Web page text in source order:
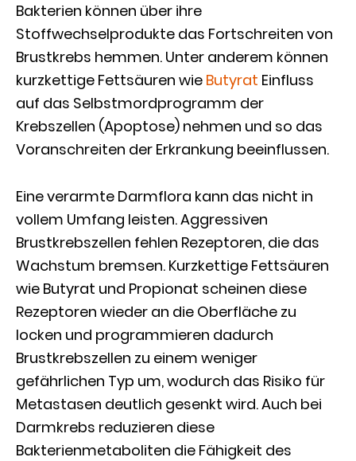
Bakterien können über ihre
Stoffwechselprodukte das Fortschreiten von
Brustkrebs hemmen. Unter anderem können
kurzkettige Fettsäuren wie Butyrat Einfluss
auf das Selbstmordprogramm der
Krebszellen (Apoptose) nehmen und so das
Voranschreiten der Erkrankung beeinflussen.
Eine verarmte Darmflora kann das nicht in
vollem Umfang leisten. Aggressiven
Brustkrebszellen fehlen Rezeptoren, die das
Wachstum bremsen. Kurzkettige Fettsäuren
wie Butyrat und Propionat scheinen diese
Rezeptoren wieder an die Oberfläche zu
locken und programmieren dadurch
Brustkrebszellen zu einem weniger
gefährlichen Typ um, wodurch das Risiko für
Metastasen deutlich gesenkt wird. Auch bei
Darmkrebs reduzieren diese
Bakterienmetaboliten die Fähigkeit des